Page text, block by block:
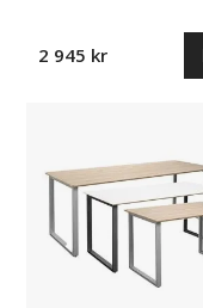
2 945 kr
Trend